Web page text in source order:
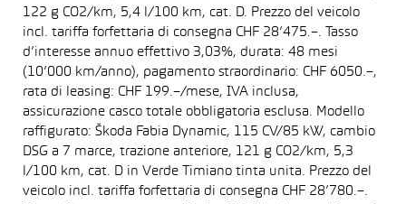
122 g CO2/km, 5,4 l/100 km, cat. D. Prezzo del veicolo
incl. tariffa forfettaria di consegna CHF 28’475.–. Tasso
d’interesse annuo effettivo 3,03%, durata: 48 mesi
(10’000 km/anno), pagamento straordinario: CHF 6050.–,
rata di leasing: CHF 199.–/mese, IVA inclusa,
assicurazione casco totale obbligatoria esclusa. Modello
raffigurato: Škoda Fabia Dynamic, 115 CV/85 kW, cambio
DSG a 7 marce, trazione anteriore, 121 g CO2/km, 5,3
l/100 km, cat. D in Verde Timiano tinta unita. Prezzo del
veicolo incl. tariffa forfettaria di consegna CHF 28’780.–.